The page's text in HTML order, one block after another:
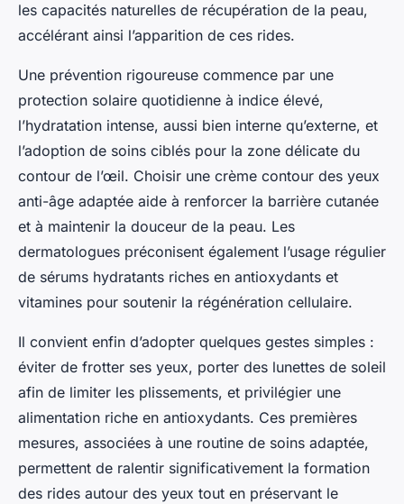
les capacités naturelles de récupération de la peau,
accélérant ainsi l’apparition de ces rides.
Une prévention rigoureuse commence par une
protection solaire quotidienne à indice élevé,
l’hydratation intense, aussi bien interne qu’externe, et
l’adoption de soins ciblés pour la zone délicate du
contour de l’œil. Choisir une crème contour des yeux
anti-âge adaptée aide à renforcer la barrière cutanée
et à maintenir la douceur de la peau. Les
dermatologues préconisent également l’usage régulier
de sérums hydratants riches en antioxydants et
vitamines pour soutenir la régénération cellulaire.
Il convient enfin d’adopter quelques gestes simples :
éviter de frotter ses yeux, porter des lunettes de soleil
afin de limiter les plissements, et privilégier une
alimentation riche en antioxydants. Ces premières
mesures, associées à une routine de soins adaptée,
permettent de ralentir significativement la formation
des rides autour des yeux tout en préservant le